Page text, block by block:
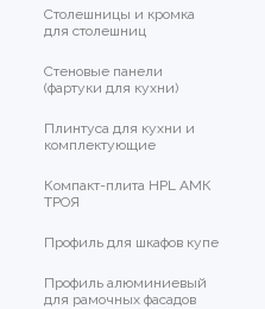
Столешницы и кромка
для столешниц
Стеновые панели
(фартуки для кухни)
Плинтуса для кухни и
комплектующие
Компакт-плита HPL АМК
ТРОЯ
Профиль для шкафов купе
Профиль алюминиевый
для рамочных фасадов